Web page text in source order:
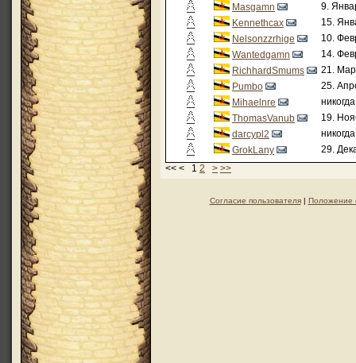
Masgamn
9.
Kennethcax
15.
Nelsonzzrhige
10.
Wantedgamn
14.
RichhardSmums
21.
Pumbo
25.
Mihaelnre
ThomasVanub
19.
darcypl2
GrokLany
29.
<< < 1 2 > >>
Согласие пользователя| Положение